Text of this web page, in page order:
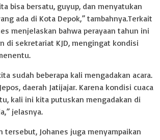
bisa bersatu, guyup, dan menyatukan
ada di Kota Depok,” tambahnya.Terkait
menjelaskan bahwa perayaan tahun ini
di sekretariat KJD, mengingat kondisi
sudah beberapa kali mengadakan acara.
daerah Jatijajar. Karena kondisi cuaca
kali ini kita putuskan mengadakan di
jelasnya.
tersebut, Johanes juga menyampaikan